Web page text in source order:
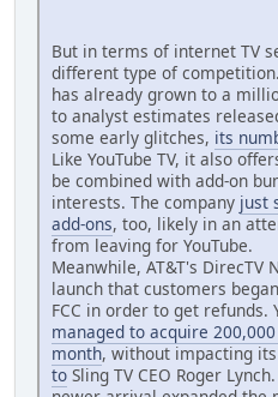
But in terms of internet TV
different type of
has already grown to a
to analyst estimates
some early glitches, its
Like YouTube TV, it also
be combined with add-on
interests. The company just
add-ons, too, likely in an
from leaving for YouTube.
Meanwhile, AT&T's DirecTV
launch that customers
FCC in order to get refunds.
managed to acquire
month, without impacting
to Sling TV CEO Roger